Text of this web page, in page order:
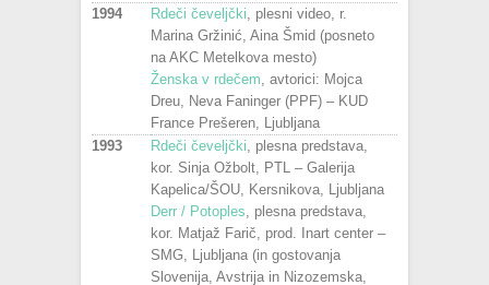
1994
Rdeči čeveljčki , plesni video, r.
Marina Gržinić, Aina Šmid (posneto
na AKC Metelkova mesto)
Ženska v rdečem , avtorici: Mojca
Dreu, Neva Faninger (PPF) – KUD
France Prešeren, Ljubljana
1993
Rdeči čeveljčki , plesna predstava,
kor. Sinja Ožbolt, PTL – Galerija
Kapelica/ŠOU, Kersnikova, Ljubljana
Derr / Potoples , plesna predstava,
kor. Matjaž Farič, prod. Inart center –
SMG, Ljubljana (in gostovanja
Slovenija, Avstrija in Nizozemska,